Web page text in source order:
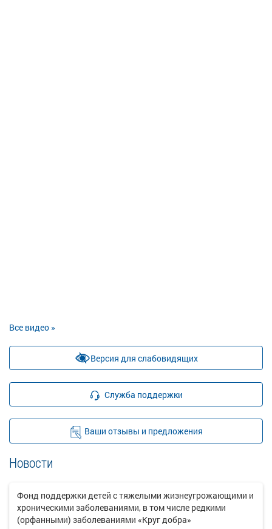
Все видео »
Версия для слабовидящих
Служба поддержки
Ваши отзывы и предложения
Новости
Фонд поддержки детей с тяжелыми жизнеугрожающими и
хроническими заболеваниями, в том числе редкими
(орфанными) заболеваниями «Круг добра»